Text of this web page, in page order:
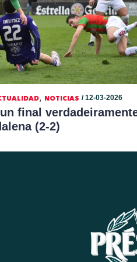
, NOTICIAS / 12-03-2026
final
(2-2)